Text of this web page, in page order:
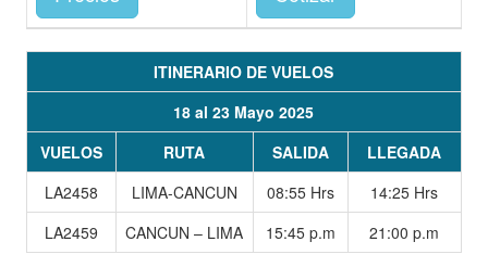
ITINERARIO DE VUELOS
18 al 23 Mayo 2025
VUELOS
RUTA SALIDA
LLEGADA
LA2458
LIMA-CANCUN 08:55 Hrs
14:25 Hrs
LA2459
CANCUN – LIMA 15:45 p.m 21:00 p.m